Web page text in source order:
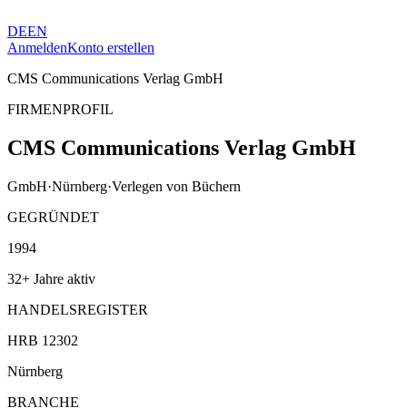
DEEN
AnmeldenKonto erstellen
CMS Communications Verlag GmbH
FIRMENPROFIL
CMS Communications Verlag GmbH
GmbH·Nürnberg·Verlegen von Büchern
GEGRÜNDET
1994
32+ Jahre aktiv
HANDELSREGISTER
HRB 12302
Nürnberg
BRANCHE